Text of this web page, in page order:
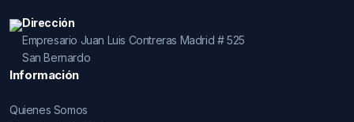
Dirección
Empresario Juan Luis Contreras Madrid # 525
San Bernardo
Información
Quienes Somos